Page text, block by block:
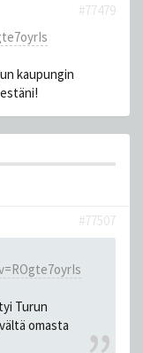
#77479
kaupungin
#77507
Turun
omasta